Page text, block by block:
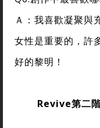
Ａ：我喜歡凝聚與
女性是重要的，許
好的黎明！
Revive第二